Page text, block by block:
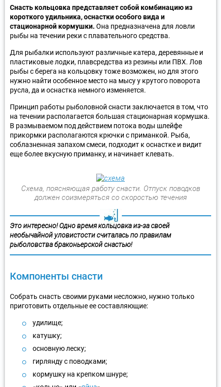
Снасть кольцовка представляет собой комбинацию из
короткого удильника, оснастки особого вида и
стационарной кормушки. Она предназначена для ловли
рыбы на течении реки с плавательного средства.
Для рыбалки используют различные катера, деревянные и
пластиковые лодки, плавсредства из резины или ПВХ. Лов
рыбы с берега на кольцовку тоже возможен, но для этого
нужно найти особенное место на мысу у крутого поворота
русла, да и оснастка немного изменяется.
Принцип работы рыболовной снасти заключается в том, что
на течении располагается большая стационарная кормушка.
В размываемом под действием потока воды шлейфе
прикормки располагаются крючки с приманкой. Рыба,
соблазненная запахом смеси, подходит к оснастке и видит
еще более вкусную приманку, и начинает клевать.
Схема, поясняющая работу снасти. Отпуск поводков
должен соизмеряться со скоростью течения
Это интересно! Одно время кольцовка из-за своей
необычайной уловистости считалась по правилам
рыболовства браконьерской снастью!
Компоненты снасти
Собрать снасть своими руками несложно, нужно только
приготовить отдельные ее составляющие:
удилище;
катушку;
основную леску;
гирлянду с поводками;
кормушку на крепком шнуре;